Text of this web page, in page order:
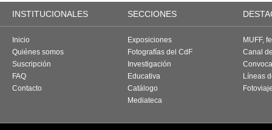
INSTITUCIONALES SECCIONES
Inicio
Quiénes somos
Suscripción
FAQ
Contacto
Exposiciones
Fotografías del CdF
Investigación
Educativa
Catálogo
Mediateca
MUFF,
Canal
Líneas